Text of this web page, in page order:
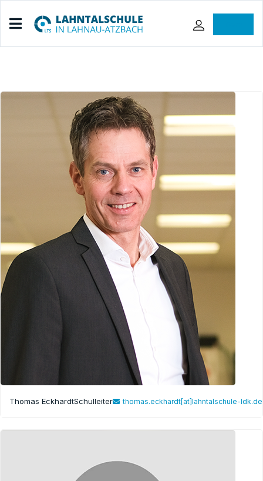
Thomas EckhardtSchulleiter thomas.eckhardt[at]lahntalschule-ldk.de